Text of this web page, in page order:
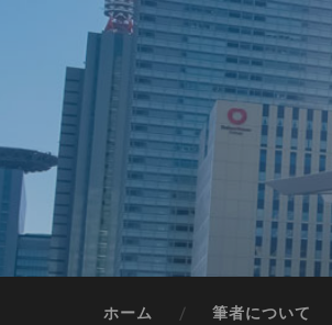
ホーム 筆者について